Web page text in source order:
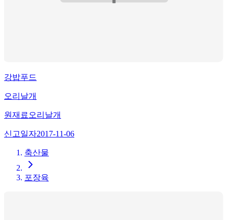
강밥푸드
오리날개
원재료 오리날개
신고일자2017-11-06
축산물
포장육